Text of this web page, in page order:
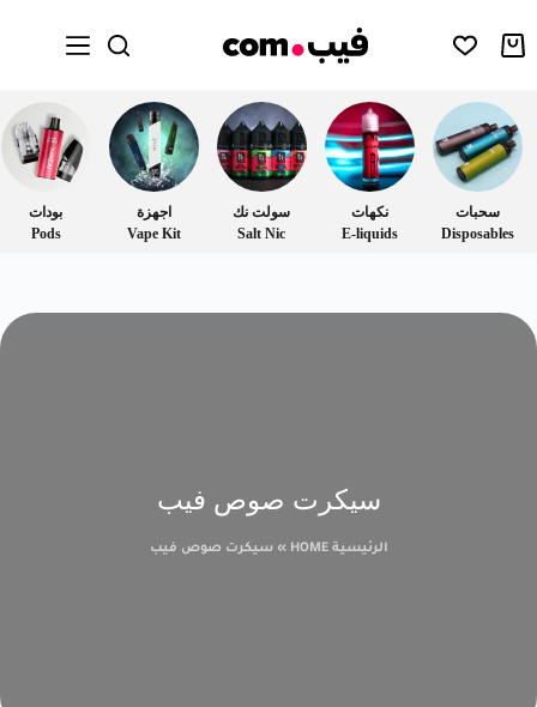
سحبات
Disposables
نكهات
E-liquids
سولت نك
Salt Nic
اجهزة
Vape Kit
بودات
Pods
سيكرت صوص فيب
الرئيسية HOME »سيكرت صوص فيب